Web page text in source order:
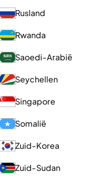
Rusland
Rwanda
Saoedi-Arabië
Seychellen
Singapore
Somalië
Zuid-Korea
Zuid-Sudan